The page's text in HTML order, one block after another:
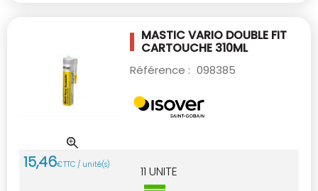
MASTIC VARIO DOUBLE FIT
CARTOUCHE 310ML
Référence : 098385
15,46€TTC / unité(s) 11 UNITE